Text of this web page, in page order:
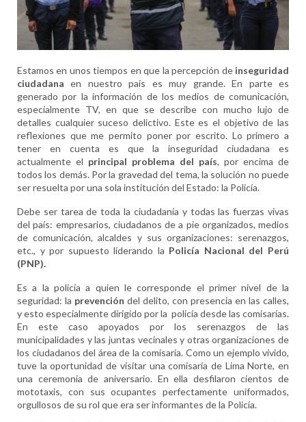
Estamos en unos tiempos en que la percepción de inseguridad
ciudadana
en nuestro país es muy grande. En parte es
generado por la información de los medios de comunicación,
especialmente TV, en que se describe con mucho lujo de
detalles cualquier suceso delictivo. Este es el objetivo de las
reflexiones que me permito poner por escrito. Lo primero a
tener en cuenta es que la inseguridad ciudadana es
actualmente el principal problema del país, por encima de
todos los demás. Por la gravedad del tema, la solución no puede
ser resuelta por una sola institución del Estado: la Policía.
Debe ser tarea de toda la ciudadanía y todas las fuerzas vivas
del país: empresarios, ciudadanos de a pie organizados, medios
de comunicación, alcaldes y sus organizaciones: serenazgos,
etc., y por supuesto liderando la Policía Nacional del Perú
(PNP).
Es a la policía a quien le corresponde el primer nivel de la
seguridad: la prevención del delito, con presencia en las calles,
y esto especialmente dirigido por la policía desde las comisarías.
En este caso apoyados por los serenazgos de las
municipalidades y las juntas vecinales y otras organizaciones de
los ciudadanos del área de la comisaría. Como un ejemplo vivido,
tuve la oportunidad de visitar una comisaría de Lima Norte, en
una ceremonia de aniversario. En ella desfilaron cientos de
mototaxis, con sus ocupantes perfectamente uniformados,
orgullosos de su rol que era ser informantes de la Policía.